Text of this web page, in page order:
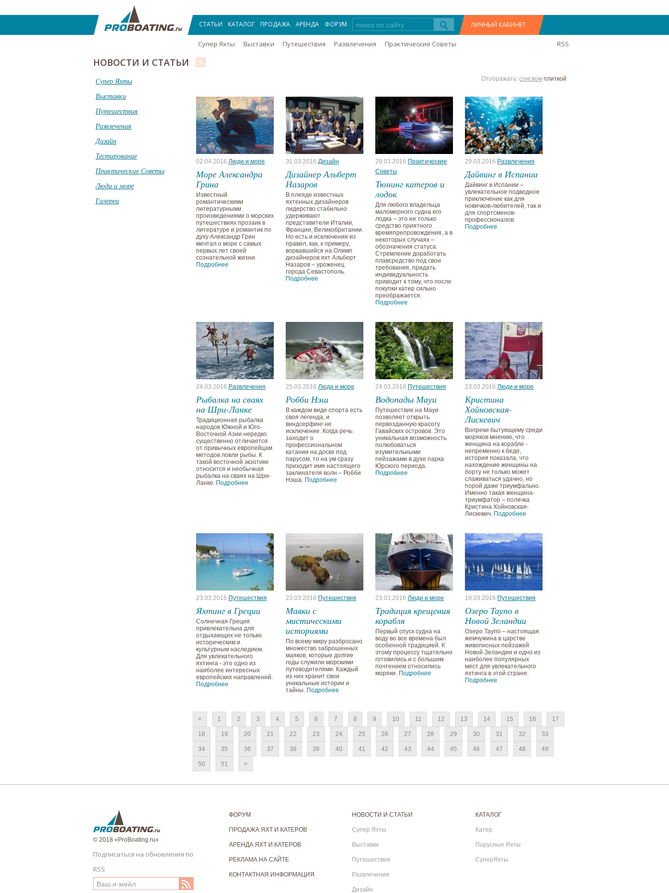
СТАТЬИ КАТАЛОГ ПРОДАЖА АРЕНДА ФОРУМ ЛИЧНЫЙ КАБИНЕТ
Супер Яхты Выставки Путешествия Развлечения Практические Советы RSS
НОВОСТИ И СТАТЬИ
Супер Яхты
Выставки
Путешествия
Развлечения
Дизайн
Тестирование
Практические Советы
Люди и море
Галереи
Отображать:списком плиткой
02.04.2016 Люди и море
Море Александра
Грина
Известный
романтическими
литературными
произведениями о морских
путешествиях прозаик в
литературе и романтик по
духу Александр Грин
мечтал о море с самых
первых лет своей
сознательной жизни.
Подробнее
31.03.2016 Дизайн
Дизайнер Альберт
Назаров
В плеяде известных
яхтенных дизайнеров
лидерство стабильно
удерживают
представители Италии,
Франции, Великобритании.
Но есть и исключения из
правил, как, к примеру,
ворвавшийся на Олимп
дизайнеров яхт Альберт
Назаров – уроженец
города Севастополь.
Подробнее
29.03.2016 Практические
Советы
Тюнинг катеров и
лодок
Для любого владельца
маломерного судна его
лодка – это не только
средство приятного
времяпрепровождения, а в
некоторых случаях –
обозначения статуса.
Стремление доработать
плавсредство под свои
требования, придать
индивидуальность
приводит к тому, что после
покупки катер сильно
преображается.
Подробнее
29.03.2016 Развлечения
Дайвинг в Испании
Дайвинг в Испании –
увлекательное подводное
приключение как для
новичков-любителей, так и
для спортсменов-
профессионалов.
Подробнее
28.03.2016 Развлечения
Рыбалка на сваях
на Шри-Ланке
Традиционная рыбалка
народов Южной и Юго-
Восточной Азии нередко
существенно отличается
от привычных европейцам
методов ловли рыбы. К
такой восточной экзотике
относится и необычная
рыбалка на сваях на Шри-
Ланке. Подробнее
25.03.2016 Люди и море
Робби Нэш
В каждом виде спорта есть
своя легенда, и
виндсерфинг не
исключение. Когда речь
заходит о
профессиональном
катании на доске под
парусом, то на ум сразу
приходит имя настоящего
заклинателя волн – Робби
Нэша. Подробнее
24.03.2016 Путешествия
Водопады Мауи
Путешествие на Мауи
позволяет открыть
первозданную красоту
Гавайских островов. Это
уникальная возможность
полюбоваться
изумительными
пейзажами в духе парка
Юрского периода.
Подробнее
23.03.2016 Люди и море
Кристина
Хойновская-
Лискевич
Вопреки бытующему среди
моряков мнению, что
женщина на корабле -
непременно к беде,
история показала, что
нахождение женщины на
борту не только может
слаживаться удачно, но
порой даже триумфально.
Именно такая женщина-
триумфатор – полячка
Кристина Хойновская-
Лискевич. Подробнее
23.03.2016 Путешествия
Яхтинг в Греции
Солнечная Греция
привлекательна для
отдыхающих не только
историческим и
культурным наследием.
Для увлекательного
яхтинга - это одно из
наиболее интересных
европейских направлений.
Подробнее
23.03.2016 Путешествия
Маяки с
мистическими
историями
По всему миру разбросано
множество заброшенных
маяков, которые долгие
годы служили морскими
путеводителями. Каждый
из них хранит свои
уникальные истории и
тайны. Подробнее
23.03.2016 Люди и море
Традиция крещения
корабля
Первый спуск судна на
воду во все времена был
особенной традицией. К
этому процессу тщательно
готовились и с большим
почтением относились
моряки. Подробнее
18.03.2016 Путешествия
Озеро Таупо в
Новой Зеландии
Озеро Таупо – настоящая
жемчужина в царстве
живописных пейзажей
Новой Зеландии и одно из
наиболее популярных
мест для увлекательного
яхтинга в этой стране.
Подробнее
< 1 2 3 4 5 6 7 8 9 10 11 12 13 14 15 16 17
18 19 20 21 22 23 24 25 26 27 28 29 30 31 32 33
34 35 36 37 38 39 40 41 42 43 44 45 46 47 48 49
50 51 >
© 2018 «ProBoating.ru»
Подписаться на обновления по
RSS
ФОРУМ
ПРОДАЖА ЯХТ И КАТЕРОВ
АРЕНДА ЯХТ И КАТЕРОВ
РЕКЛАМА НА САЙТЕ
КОНТАКТНАЯ ИНФОРМАЦИЯ
НОВОСТИ И СТАТЬИ
Супер Яхты
Выставки
Путешествия
Развлечения
Дизайн
КАТАЛОГ
Катер
Парусные Яхты
СуперЯхты